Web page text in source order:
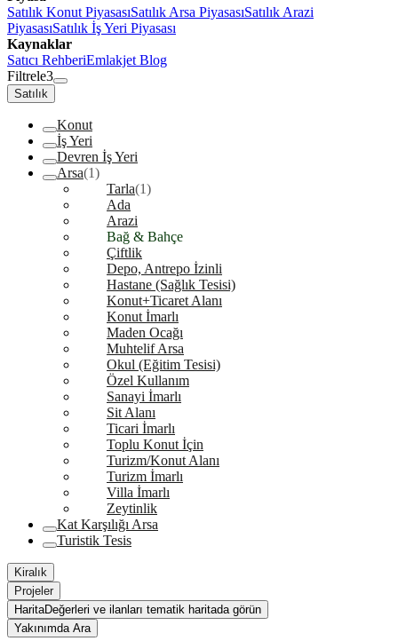
Satılık Konut PiyasasıSatılık Arsa PiyasasıSatılık Arazi
PiyasasıSatılık İş Yeri Piyasası
Kaynaklar
Satıcı RehberiEmlakjet Blog
Filtrele3
Satılık
Konut
İş Yeri
Devren İş Yeri
Arsa(1)
Tarla(1)
Ada
Arazi
Bağ & Bahçe
Çiftlik
Depo, Antrepo İzinli
Hastane (Sağlık Tesisi)
Konut+Ticaret Alanı
Konut İmarlı
Maden Ocağı
Muhtelif Arsa
Okul (Eğitim Tesisi)
Özel Kullanım
Sanayi İmarlı
Sit Alanı
Ticari İmarlı
Toplu Konut İçin
Turizm/Konut Alanı
Turizm İmarlı
Villa İmarlı
Zeytinlik
Kat Karşılığı Arsa
Turistik Tesis
Kiralık
Projeler
HaritaDeğerleri ve ilanları tematik haritada görün
Yakınımda Ara